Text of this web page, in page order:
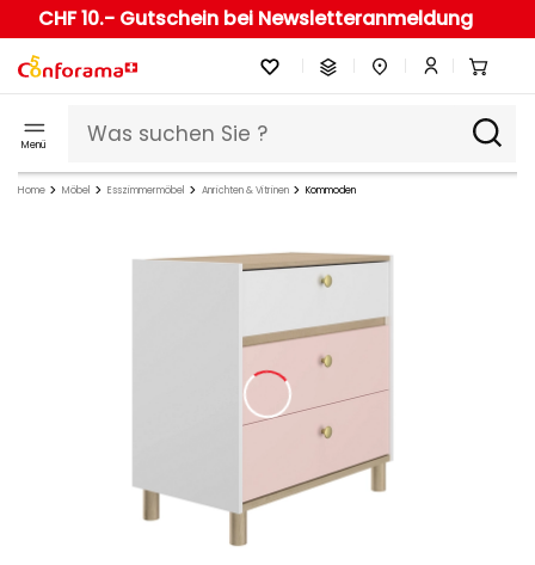
CHF 10.- Gutschein bei Newsletteranmeldung
Menü
Home Möbel Esszimmermöbel Anrichten & Vitrinen Kommoden